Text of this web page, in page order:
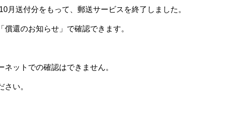
10月送付分をもって、郵送サービスを終了しました。
還のお知らせ」で確認できます。
ットでの確認はできません。
い。